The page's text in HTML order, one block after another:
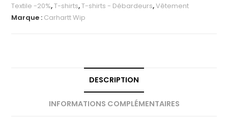
Textile -20%,T-shirts,T-shirts - Débardeurs,Vêtement
Marque : Carhartt Wip
DESCRIPTION
INFORMATIONS COMPLÉMENTAIRES